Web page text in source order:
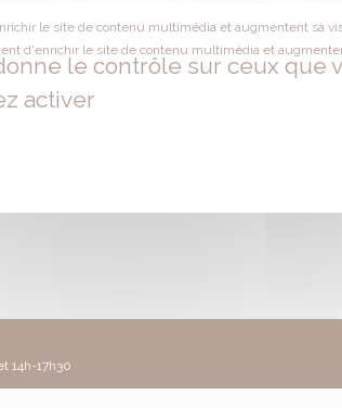
le site de contenu multimédia et augmentent sa
d'enrichir le site de contenu multimédia et
le contrôle sur ceux que
activer
14h-17h30